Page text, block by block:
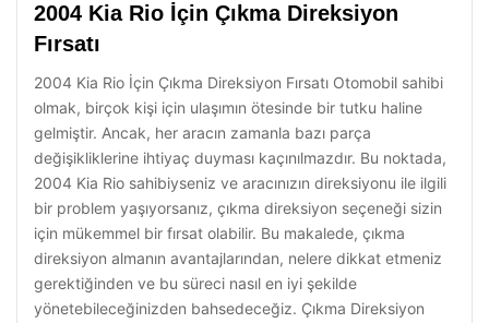
2004 Kia Rio İçin Çıkma Direksiyon
Fırsatı
2004 Kia Rio İçin Çıkma Direksiyon Fırsatı Otomobil sahibi
olmak, birçok kişi için ulaşımın ötesinde bir tutku haline
gelmiştir. Ancak, her aracın zamanla bazı parça
değişikliklerine ihtiyaç duyması kaçınılmazdır. Bu noktada,
2004 Kia Rio sahibiyseniz ve aracınızın direksiyonu ile ilgili
bir problem yaşıyorsanız, çıkma direksiyon seçeneği sizin
için mükemmel bir fırsat olabilir. Bu makalede, çıkma
direksiyon almanın avantajlarından, nelere dikkat etmeniz
gerektiğinden ve bu süreci nasıl en iyi şekilde
yönetebileceğinizden bahsedeceğiz. Çıkma Direksiyon